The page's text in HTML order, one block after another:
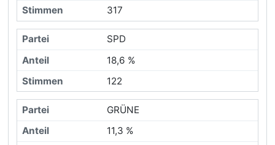
317
SPD
18,6 %
122
GRÜNE
11,3 %